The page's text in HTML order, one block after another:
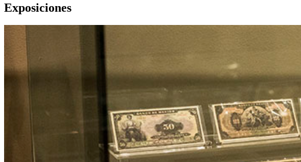
Exposiciones